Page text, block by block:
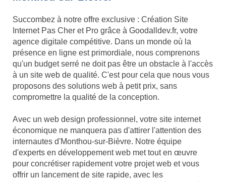
Succombez à notre offre exclusive : Création Site
Internet Pas Cher et Pro grâce à Goodalldev.fr, votre
agence digitale compétitive. Dans un monde où la
présence en ligne est primordiale, nous comprenons
qu'un budget serré ne doit pas être un obstacle à l'accès
à un site web de qualité. C'est pour cela que nous vous
proposons des solutions web à petit prix, sans
compromettre la qualité de la conception.
Avec un web design professionnel, votre site internet
économique ne manquera pas d'attirer l'attention des
internautes d'Monthou-sur-Bièvre. Notre équipe
d'experts en développement web met tout en œuvre
pour concrétiser rapidement votre projet web et vous
offrir un lancement de site rapide, avec les